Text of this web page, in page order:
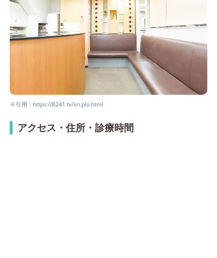
※引用：https://8241.tv/iin.plo.html
アクセス・住所・診療時間